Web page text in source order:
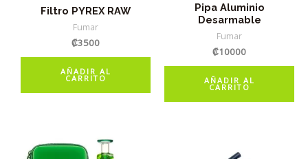
Filtro PYREX RAW
Fumar
₡3500
AÑADIR AL
CARRITO
Pipa Aluminio
Desarmable
Fumar
₡10000
AÑADIR AL
CARRITO